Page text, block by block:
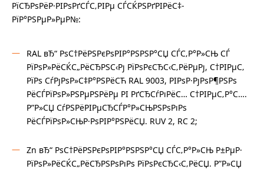
РїСЂРѕРёР·РІРѕРґСЃС‚РІРµ СЃСЌРЅРґРІРёС‡-
РїР°РЅРµР»РµР№:
RAL вЂ“ РѕС†РёРЅРєРѕРІР°РЅРЅР°СЏ СЃС‚Р°Р»СЊ СЃ
РїРѕР»РёСЌС„РёСЂРЅС‹Рј РїРѕРєСЂС‹С‚РёРµРј, С†РІРµС‚
РїРѕ СѓРјРѕР»С‡Р°РЅРёСЋ RAL 9003, РІРѕР·РјРѕР¶РЅРѕ
РёСЃРїРѕР»РЅРµРЅРёРµ РІ РґСЂСѓРіРёС… С†РІРµС‚Р°С….
Р”Р»СЏ СѓРЅРёРІРµСЂСЃР°Р»СЊРЅРѕРіРѕ
РёСЃРїРѕР»СЊР·РѕРІР°РЅРёСЏ. RUV 2, RC 2;
Zn вЂ“ РѕС†РёРЅРєРѕРІР°РЅРЅР°СЏ СЃС‚Р°Р»СЊ Р±РµР·
РїРѕР»РёСЌС„РёСЂРЅРѕРіРѕ РїРѕРєСЂС‹С‚РёСЏ. Р”Р»СЏ